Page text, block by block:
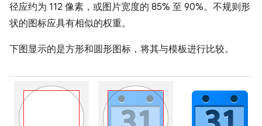
径应约为 112 像素，或图片宽度的 85% 至 90%。不规则形
状的图标应具有相似的权重。
下图显示的是方形和圆形图标，将其与模板进行比较。